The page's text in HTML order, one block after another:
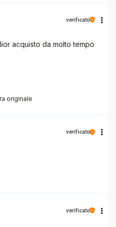
originale
verificato
acquisto da molto tempo
verificato
verificato